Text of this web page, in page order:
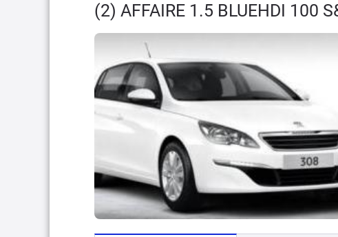
(2) AFFAIRE 1.5 BLUEHDI 100